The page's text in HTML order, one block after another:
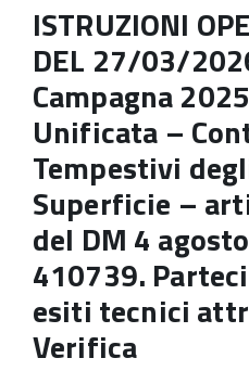
ISTRUZIONI
DEL 27/03/
Campagna
Unificata –
Tempestivi
Superficie –
del DM 4
410739.
esiti tecnici
Verifica